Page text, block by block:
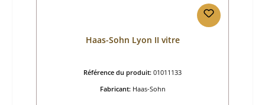
Haas-Sohn Lyon II vitre
Référence du produit: 01011133
Fabricant: Haas-Sohn